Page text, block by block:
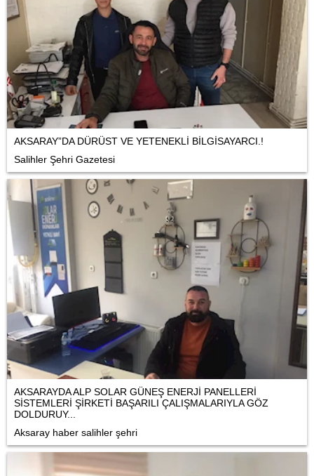
AKSARAY”DA DÜRÜST VE YETENEKLİ BİLGİSAYARCI.!
Salihler Şehri Gazetesi
AKSARAYDA ALP SOLAR GÜNEŞ ENERJİ PANELLERİ
SİSTEMLERİ ŞİRKETİ BAŞARILI ÇALIŞMALARIYLA GÖZ
DOLDURUY...
Aksaray haber salihler şehri